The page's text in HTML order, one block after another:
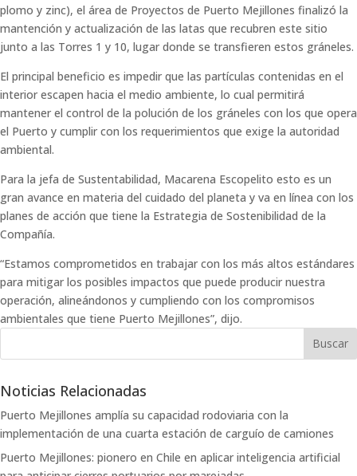
plomo y zinc), el área de Proyectos de Puerto Mejillones finalizó la
mantención y actualización de las latas que recubren este sitio
junto a las Torres 1 y 10, lugar donde se transfieren estos gráneles.
El principal beneficio es impedir que las partículas contenidas en el
interior escapen hacia el medio ambiente, lo cual permitirá
mantener el control de la polución de los gráneles con los que opera
el Puerto y cumplir con los requerimientos que exige la autoridad
ambiental.
Para la jefa de Sustentabilidad, Macarena Escopelito esto es un
gran avance en materia del cuidado del planeta y va en línea con los
planes de acción que tiene la Estrategia de Sostenibilidad de la
Compañía.
“Estamos comprometidos en trabajar con los más altos estándares
para mitigar los posibles impactos que puede producir nuestra
operación, alineándonos y cumpliendo con los compromisos
ambientales que tiene Puerto Mejillones”, dijo.
Noticias Relacionadas
Puerto Mejillones amplía su capacidad rodoviaria con la
implementación de una cuarta estación de carguío de camiones
Puerto Mejillones: pionero en Chile en aplicar inteligencia artificial